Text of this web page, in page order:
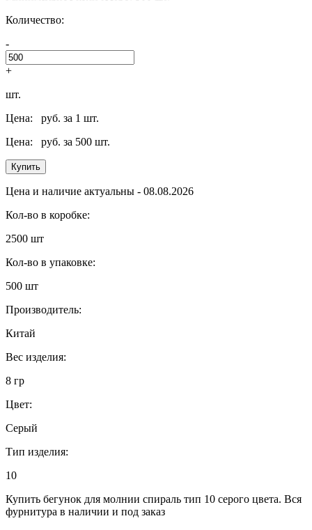
Количество:
-
+
шт.
Цена:
руб. за 1 шт.
Цена:
руб. за 500 шт.
Купить
Цена и наличие актуальны - 08.08.2026
Кол-во в коробке:
2500 шт
Кол-во в упаковке:
500 шт
Производитель:
Китай
Вес изделия:
8 гр
Цвет:
Серый
Тип изделия:
10
Купить бегунок для молнии спираль тип 10 серого цвета. Вся
фурнитура в наличии и под заказ